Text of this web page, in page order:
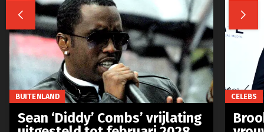
 
BUITENLAND
Sean ‘Diddy’ Combs’ vrijlating
CELEBS